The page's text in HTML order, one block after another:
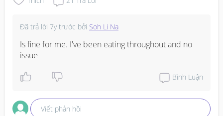
Đã trả lời 7y trước bởi Soh Li Na
Is fine for me. I've been eating throughout and no
issue
Bình Luận
Viết phản hồi